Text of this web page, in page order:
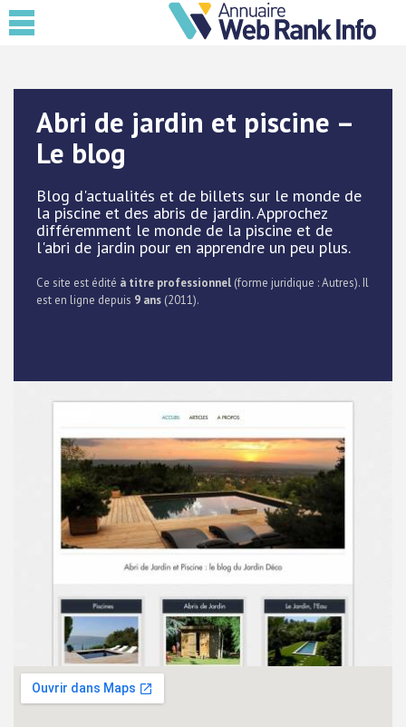
Abri de jardin et piscine –
Le blog
Blog d'actualités et de billets sur le monde de
la piscine et des abris de jardin. Approchez
différemment le monde de la piscine et de
l'abri de jardin pour en apprendre un peu plus.
Ce site est édité à titre professionnel (forme juridique : Autres). Il
est en ligne depuis 9 ans (2011).